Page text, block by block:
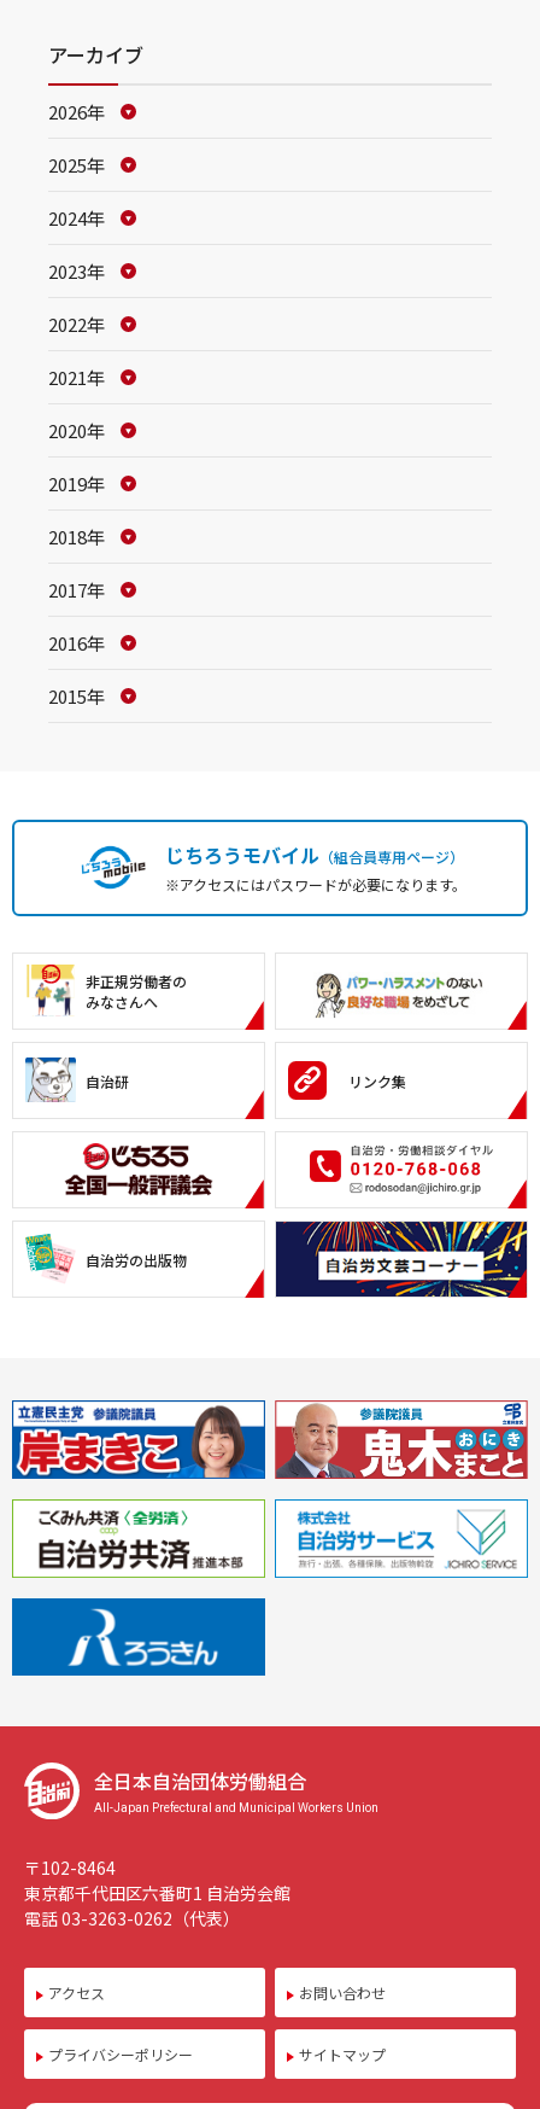
アーカイブ
2026年
2025年
2024年
2023年
2022年
2021年
2020年
2019年
2018年
2017年
2016年
2015年
じちろうモバイル（組合員専用ページ）
※アクセスにはパスワードが必要になります。
非正規労働者の
みなさんへ
自治研 リンク集
自治労の出版物
全日本自治団体労働組合
All-Japan Prefectural and Municipal Workers Union
〒102-8464
東京都千代田区六番町1 自治労会館
電話 03-3263-0262（代表）
アクセス お問い合わせ
プライバシーポリシー サイトマップ